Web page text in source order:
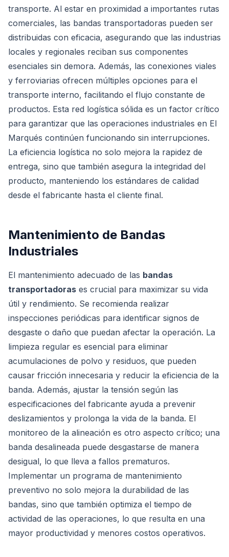
transporte. Al estar en proximidad a importantes rutas
comerciales, las bandas transportadoras pueden ser
distribuidas con eficacia, asegurando que las industrias
locales y regionales reciban sus componentes
esenciales sin demora. Además, las conexiones viales
y ferroviarias ofrecen múltiples opciones para el
transporte interno, facilitando el flujo constante de
productos. Esta red logística sólida es un factor crítico
para garantizar que las operaciones industriales en El
Marqués continúen funcionando sin interrupciones.
La eficiencia logística no solo mejora la rapidez de
entrega, sino que también asegura la integridad del
producto, manteniendo los estándares de calidad
desde el fabricante hasta el cliente final.
Mantenimiento de Bandas
Industriales
El mantenimiento adecuado de las bandas
transportadoras es crucial para maximizar su vida
útil y rendimiento. Se recomienda realizar
inspecciones periódicas para identificar signos de
desgaste o daño que puedan afectar la operación. La
limpieza regular es esencial para eliminar
acumulaciones de polvo y residuos, que pueden
causar fricción innecesaria y reducir la eficiencia de la
banda. Además, ajustar la tensión según las
especificaciones del fabricante ayuda a prevenir
deslizamientos y prolonga la vida de la banda. El
monitoreo de la alineación es otro aspecto crítico; una
banda desalineada puede desgastarse de manera
desigual, lo que lleva a fallos prematuros.
Implementar un programa de mantenimiento
preventivo no solo mejora la durabilidad de las
bandas, sino que también optimiza el tiempo de
actividad de las operaciones, lo que resulta en una
mayor productividad y menores costos operativos.